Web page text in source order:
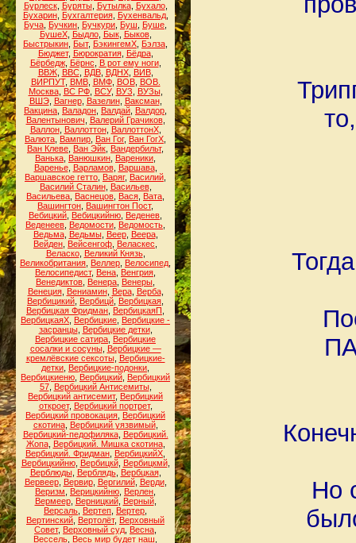
Бурлеск, Буряты, Бутылка, Бухало,
Бухарин, Бухгалтерия, Бухенвальд,
Буча Бучкин Бучкури Буш Буше
БушеХ, Быдло, Бык, Быков,
Быстрыкин Быт, БэкингемХ Бэлза
Бюджет, Бюрократия, Бёдра,
Бёрбедж, Бёрнс В рот ему ноги,
ВВЖ, ВВС, ВДВ, ВДНХ, ВИВ,
ВИРПУТ, ВМВ, ВМФ, ВОВ, ВОВ.
Москва, ВС РФ, ВСУ, ВУЗ ВУЗы,
ВШЭ, Вагнер, Вазелин, Ваксман,
Вакцина Валадон Валдай Валдор
Валентынович
Валерий Грачиков,
Валлон, Валлоттон, ВаллоттонХ,
Валюта Вампир Ван Гог, Ван ГогХ
Ван Клеве Ван Эйк Вандербильт,
Ванька Ванюшкин Вареники
Варенье, Варламов, Варшава,
Варшавское гетто Варяг, Василий
Василий Сталин, Васильев,
Васильева Васнецов Вася Вата
Вашингтон Вашингтон Пост,
Вебицкий Вебицкийню Веденев
Веденеев Ведомости Ведомость
Ведьма, Ведьмы, Веер, Веера,
Вейден Вейсенгоф Веласкес
Веласко, Великий Князь,
Великобритания Веллер Велосипед
Велосипедист, Вена Венгрия
Венедиктов Венера Венеры
Венеция, Вениамин, Вера, Верба,
Вербицикий Вербицй Вербицкая
Вербицкая Фридман ВербицкаяП
ВербицкаяХ Вербицкие Вербицкие -
засранцы, Вербицкие детки,
Вербицкие сатира Вербицкие
сосалки и сосуны, Вербицкие —
кремлёвские сексоты, Вербицкие-
детки Вербицкие-подонки
Вербицкиеню Вербицкий Вербицкий
57, Вербицкий Антисемиты,
Вербицкий антисемит, Вербицкий
откроет, Вербицкий портрет,
Вербицкий провокация Вербицкий
скотина, Вербицкий уязвимый,
Вербицкий-педофиляка, Вербицкий.
Жопа, Вербицкий. Мишка скотина,
Вербицкий. Фридман ВербицкийХ
Вербицкийню, Вербицкй, Вербицкмй,
Верблюды, Верблядь, Вербцкая,
Вервеер, Вервир, Вергилий, Верди,
Веризм
Верицкийню Верлен
Вермеер, Верницкий, Верный,
Версаль Вертеп Вертер
Вертинский Вертолёт, Верховный
Совет, Верховный суд Весна
Вессель Весь мир будет наш
Но